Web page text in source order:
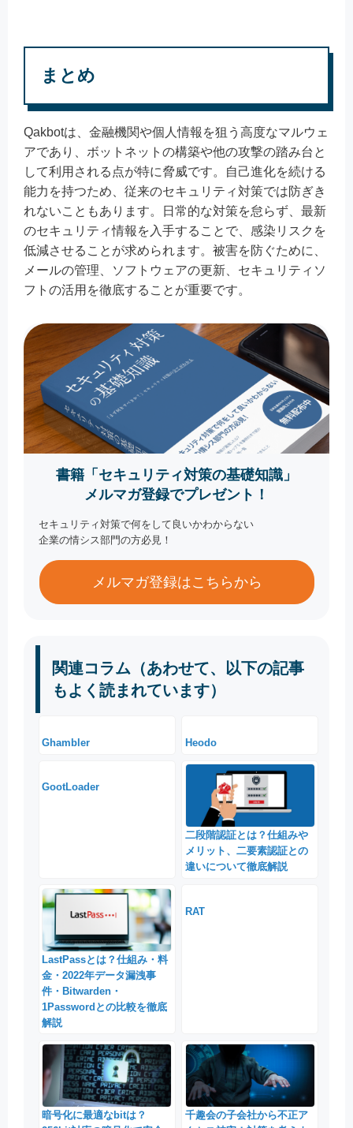
まとめ
Qakbotは、金融機関や個人情報を狙う高度なマルウェ
アであり、ボットネットの構築や他の攻撃の踏み台と
して利用される点が特に脅威です。自己進化を続ける
能力を持つため、従来のセキュリティ対策では防ぎき
れないこともあります。日常的な対策を怠らず、最新
のセキュリティ情報を入手することで、感染リスクを
低減させることが求められます。被害を防ぐために、
メールの管理、ソフトウェアの更新、セキュリティソ
フトの活用を徹底することが重要です。
書籍「セキュリティ対策の基礎知識」
メルマガ登録でプレゼント！
セキュリティ対策で何をして良いかわからない
企業の情シス部門の方必見！
メルマガ登録はこちらから
関連コラム（あわせて、以下の記事
もよく読まれています）
Ghambler Heodo
GootLoader
二段階認証とは？仕組みや
メリット、二要素認証との
違いについて徹底解説
LastPassとは？仕組み・料
金・2022年データ漏洩事
件・Bitwarden・
1Passwordとの比較を徹底
解説
RAT
暗号化に最適なbitは？
千趣会の子会社から不正ア